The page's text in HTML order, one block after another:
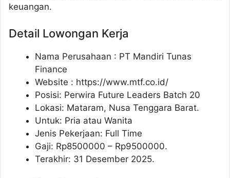
keuangan.
Detail Lowongan Kerja
Nama Perusahaan : PT Mandiri Tunas
Finance
Website : https://www.mtf.co.id/
Posisi: Perwira Future Leaders Batch 20
Lokasi: Mataram, Nusa Tenggara Barat.
Untuk: Pria atau Wanita
Jenis Pekerjaan: Full Time
Gaji: Rp8500000 – Rp9500000.
Terakhir: 31 Desember 2025.